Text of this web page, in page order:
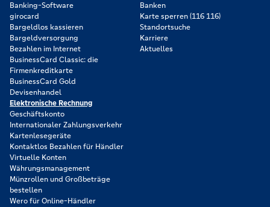
Banking-Software
girocard
Bargeldlos kassieren
Bargeldversorgung
Bezahlen im Internet
BusinessCard Classic: die
Firmenkreditkarte
BusinessCard Gold
Devisenhandel
Elektronische Rechnung
Geschäftskonto
Internationaler Zahlungsverkehr
Kartenlesegeräte
Kontaktlos Bezahlen für Händler
Virtuelle Konten
Währungsmanagement
Münzrollen und Großbeträge
bestellen
Wero für Online-Händler
Banken
Karte sperren (116 116)
Standortsuche
Karriere
Aktuelles